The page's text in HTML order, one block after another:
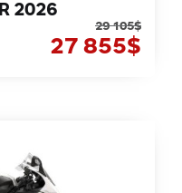
2026
29 105$
27 855$